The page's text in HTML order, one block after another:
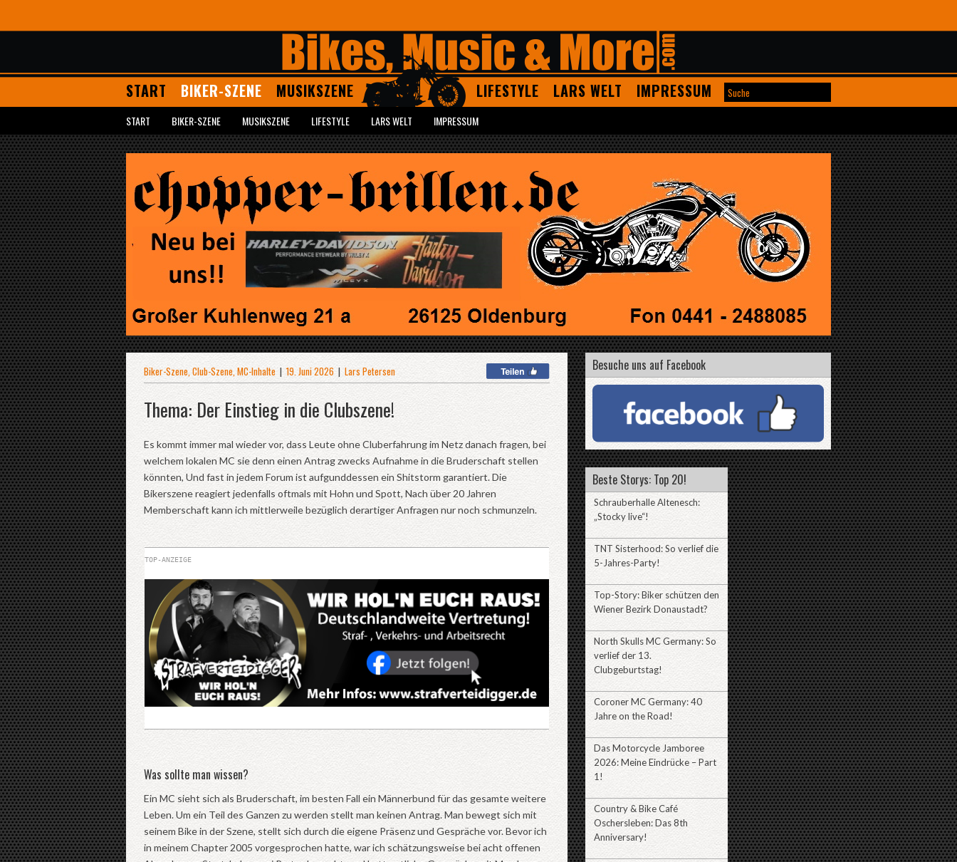
START BIKER-SZENE MUSIKSZENE LIFESTYLE LARS WELT IMPRESSUM
START BIKER-SZENE MUSIKSZENE LIFESTYLE LARS WELT IMPRESSUM
Biker-Szene,Club-Szene,MC-Inhalte | 19. Juni 2026 | Lars Petersen
Thema: Der Einstieg in die Clubszene!
Es kommt immer mal wieder vor, dass Leute ohne Cluberfahrung im Netz danach fragen, bei
welchem lokalen MC sie denn einen Antrag zwecks Aufnahme in die Bruderschaft stellen
könnten, Und fast in jedem Forum ist aufgunddessen ein Shitstorm garantiert. Die
Bikerszene reagiert jedenfalls oftmals mit Hohn und Spott, Nach über 20 Jahren
Memberschaft kann ich mittlerweile bezüglich derartiger Anfragen nur noch schmunzeln.
TOP-ANZEIGE
Was sollte man wissen?
Ein MC sieht sich als Bruderschaft, im besten Fall ein Männerbund für das gesamte weitere
Leben. Um ein Teil des Ganzen zu werden stellt man keinen Antrag. Man bewegt sich mit
seinem Bike in der Szene, stellt sich durch die eigene Präsenz und Gespräche vor. Bevor ich
in meinem Chapter 2005 vorgesprochen hatte, war ich schätzungsweise bei acht offenen
Besuche uns auf Facebook
Beste Storys: Top 20!
Schrauberhalle Altenesch:
„Stocky live“!
TNT Sisterhood: So verlief die
5-Jahres-Party!
Top-Story: Biker schützen den
Wiener Bezirk Donaustadt?
North Skulls MC Germany: So
verlief der 13.
Clubgeburtstag!
Coroner MC Germany: 40
Jahre on the Road!
Das Motorcycle Jamboree
2026: Meine Eindrücke – Part
1!
Country & Bike Café
Oschersleben: Das 8th
Anniversary!